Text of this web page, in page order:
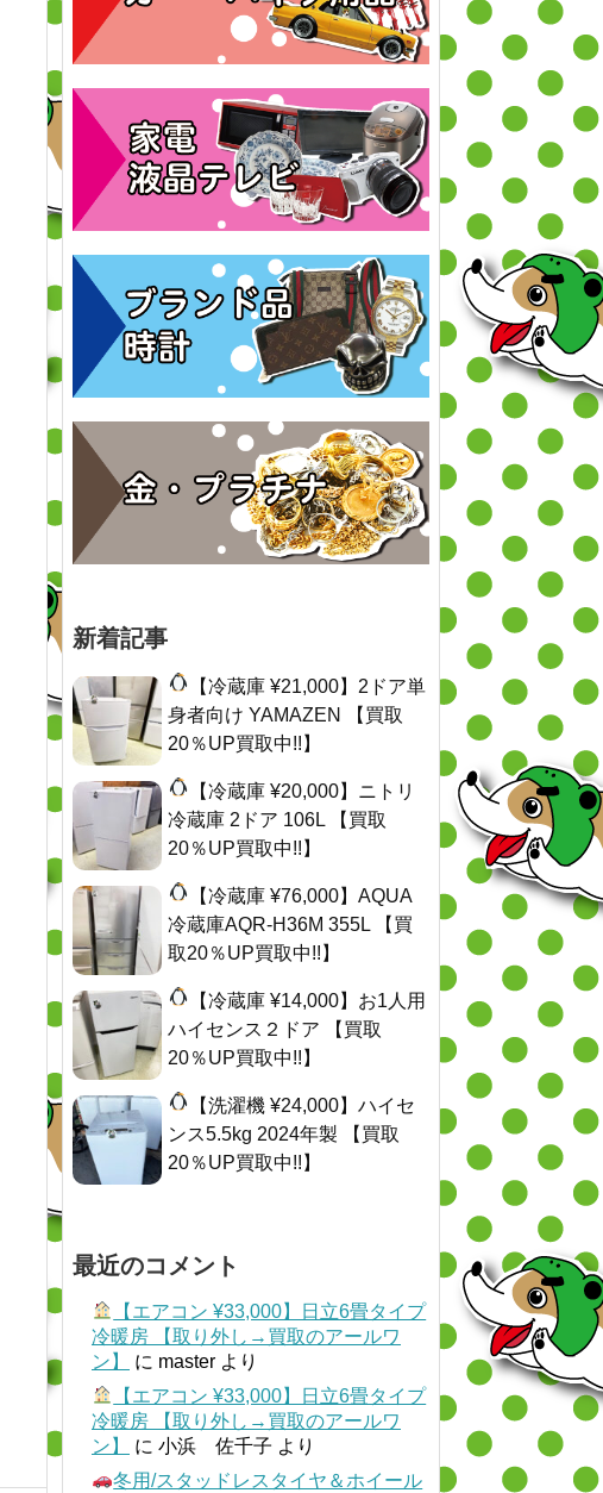
新着記事
【冷蔵庫 ¥21,000】2ドア単
身者向け YAMAZEN 【買取
20％UP買取中!!】
【冷蔵庫 ¥20,000】ニトリ
冷蔵庫 2ドア 106L 【買取
20％UP買取中!!】
【冷蔵庫 ¥76,000】AQUA
冷蔵庫AQR-H36M 355L 【買
取20％UP買取中!!】
【冷蔵庫 ¥14,000】お1人用
ハイセンス２ドア 【買取
20％UP買取中!!】
【洗濯機 ¥24,000】ハイセ
ンス5.5kg 2024年製 【買取
20％UP買取中!!】
最近のコメント
【エアコン ¥33,000】日立6畳タイプ
冷暖房 【取り外し→買取のアールワ
ン】
に master より
【エアコン ¥33,000】日立6畳タイプ
冷暖房 【取り外し→買取のアールワ
ン】
に 小浜 佐千子 より
冬用/スタッドレスタイヤ＆ホイール